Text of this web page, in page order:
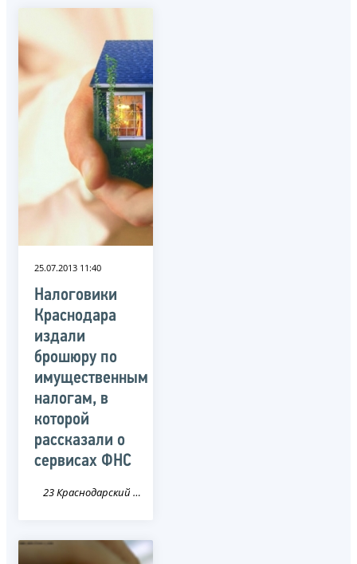
25.07.2013 11:40
Налоговики
Краснодара
издали
брошюру по
имущественным
налогам, в
которой
рассказали о
сервисах ФНС
23 Краснодарский край